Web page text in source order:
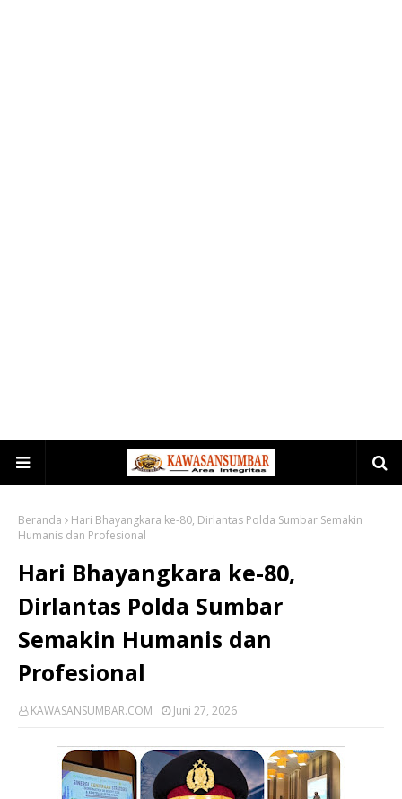
Beranda
Hari Bhayangkara ke-80, Dirlantas Polda Sumbar Semakin
Humanis dan Profesional
Hari Bhayangkara ke-80,
Dirlantas Polda Sumbar
Semakin Humanis dan
Profesional
KAWASANSUMBAR.COM Juni 27, 2026